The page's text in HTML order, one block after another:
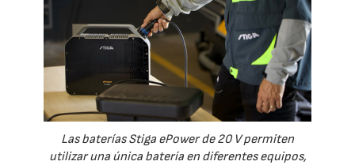
Las baterías Stiga ePower de 20 V permiten
utilizar una única batería en diferentes equipos,